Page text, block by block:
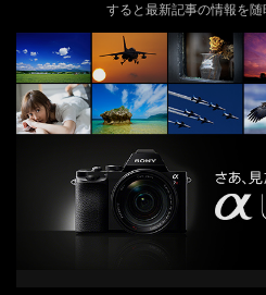
すると最新記事の情報を随